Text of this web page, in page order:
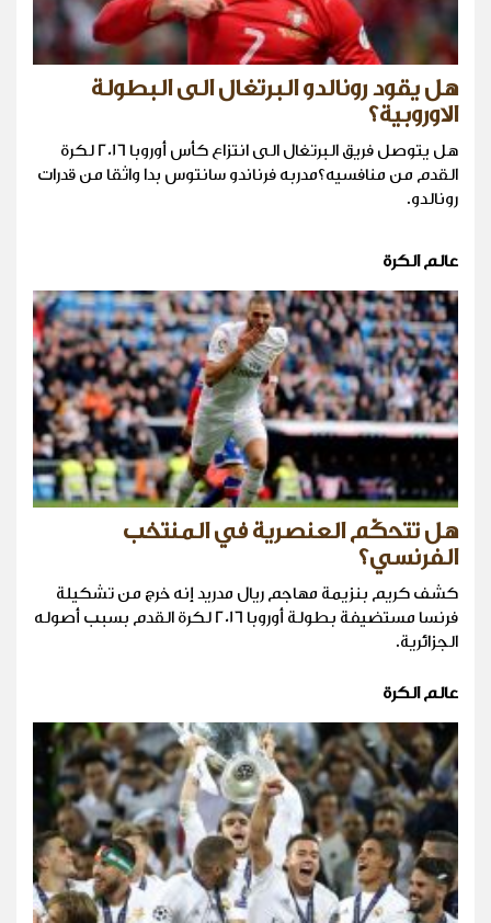
هل يقود رونالدو البرتغال الى البطولة
الاوروبية؟
هل يتوصل فريق البرتغال الى انتزاع كأس أوروبا 2016 لكرة
القدم من منافسيه؟مدربه فرناندو سانتوس بدا واثقا من قدرات
رونالدو.
عالم الكرة
هل تتحكّم العنصرية في المنتخب
الفرنسي؟
كشف كريم بنزيمة مهاجم ريال مدريد إنه خرج من تشكيلة
فرنسا مستضيفة بطولة أوروبا 2016 لكرة القدم بسبب أصوله
الجزائرية.
عالم الكرة